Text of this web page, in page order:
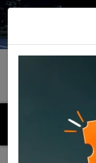
MENU